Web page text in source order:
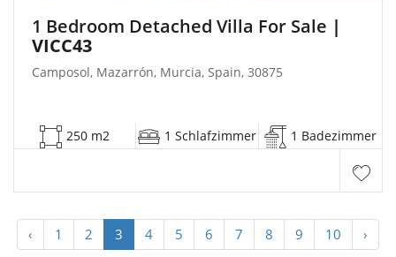
1 Bedroom Detached Villa For Sale |
VICC43
Camposol, Mazarrón, Murcia, Spain, 30875
250 m2 1 Schlafzimmer 1 Badezimmer
‹ 1 2 3 4 5 6 7 8 9 10 ›